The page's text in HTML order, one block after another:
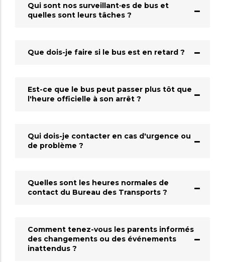
Qui sont nos surveillant·es de bus et
quelles sont leurs tâches ?
Que dois-je faire si le bus est en retard ?
Est-ce que le bus peut passer plus tôt que
l'heure officielle à son arrêt ?
Qui dois-je contacter en cas d'urgence ou
de problème ?
Quelles sont les heures normales de
contact du Bureau des Transports ?
Comment tenez-vous les parents informés
des changements ou des événements
inattendus ?